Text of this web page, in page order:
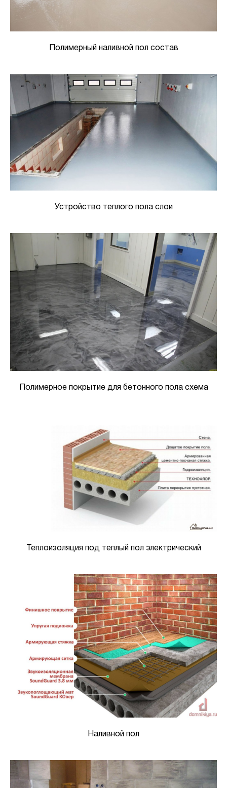
Полимерный наливной пол состав
Устройство теплого пола слои
Полимерное покрытие для бетонного пола схема
Теплоизоляция под теплый пол электрический
Наливной пол